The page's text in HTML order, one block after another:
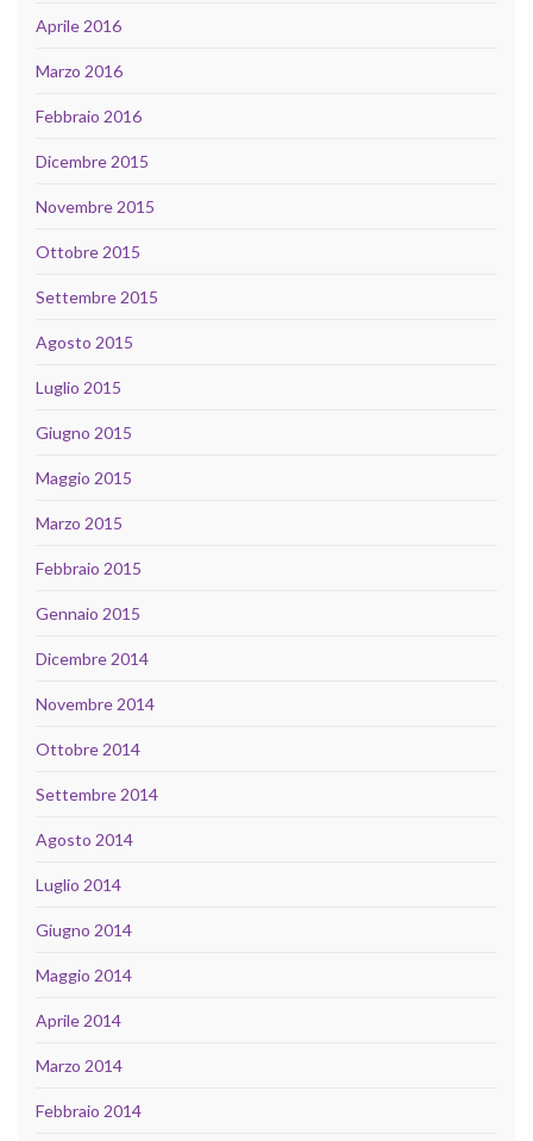
Aprile 2016
Marzo 2016
Febbraio 2016
Dicembre 2015
Novembre 2015
Ottobre 2015
Settembre 2015
Agosto 2015
Luglio 2015
Giugno 2015
Maggio 2015
Marzo 2015
Febbraio 2015
Gennaio 2015
Dicembre 2014
Novembre 2014
Ottobre 2014
Settembre 2014
Agosto 2014
Luglio 2014
Giugno 2014
Maggio 2014
Aprile 2014
Marzo 2014
Febbraio 2014